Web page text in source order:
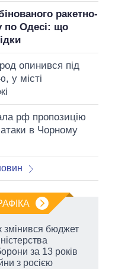
ракетно-
по Одесі: що
опинився під
у місті
рф пропозицію
в Чорному
змінився бюджет
за 13 років
з росією